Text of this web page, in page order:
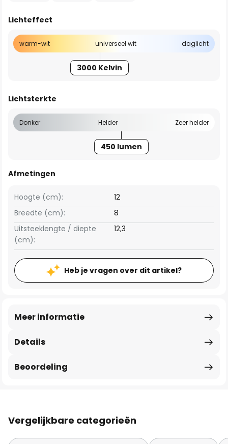
Lichteffect
warm-wit universeel wit daglicht
3000 Kelvin
Lichtsterkte
Donker Helder Zeer helder
450 lumen
Afmetingen
Breedte (cm): 8
Hoogte (cm): 12
Uitsteeklengte / diepte
(cm):
12,3
Heb je vragen over dit artikel?
Details
Meer informatie
Beoordeling
Vergelijkbare categorieën